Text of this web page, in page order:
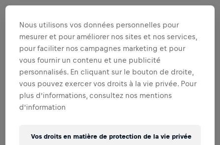
Nous utilisons vos données personnelles pour
mesurer et pour améliorer nos sites et nos services,
pour faciliter nos campagnes marketing et pour
vous fournir un contenu et une publicité
personnalisés. En cliquant sur le bouton de droite,
vous pouvez exercer vos droits à la vie privée. Pour
plus d’informations, consultez nos mentions
d’information
Vos droits en matière de protection de la vie privée